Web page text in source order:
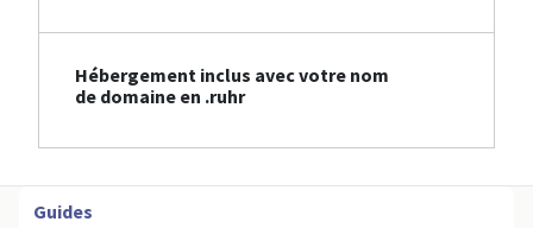
Hébergement inclus avec votre nom
de domaine en .ruhr
Guides